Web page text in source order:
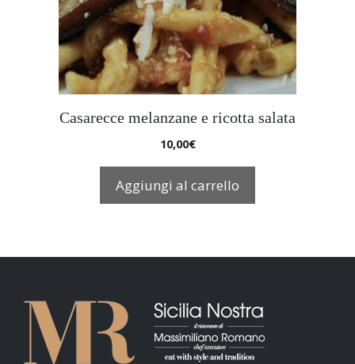
Casarecce melanzane e ricotta salata
10,00€
Aggiungi al carrello